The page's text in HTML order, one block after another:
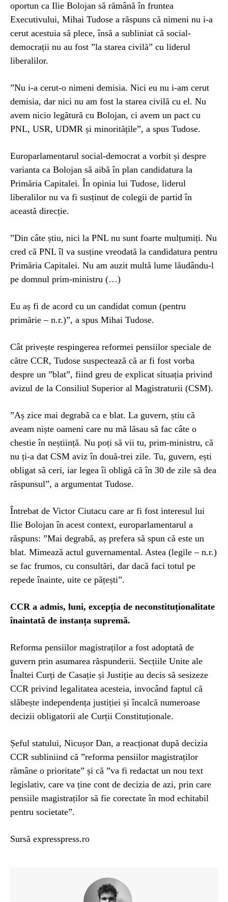
oportun ca Ilie Bolojan să rămână în fruntea
Executivului, Mihai Tudose a răspuns că nimeni nu i-a
cerut acestuia să plece, însă a subliniat că social-
democrații nu au fost ”la starea civilă” cu liderul
liberalilor.
”Nu i-a cerut-o nimeni demisia. Nici eu nu i-am cerut
demisia, dar nici nu am fost la starea civilă cu el. Nu
avem nicio legătură cu Bolojan, ci avem un pact cu
PNL, USR, UDMR și minoritățile”, a spus Tudose.
Europarlamentarul social-democrat a vorbit și despre
varianta ca Bolojan să aibă în plan candidatura la
Primăria Capitalei. În opinia lui Tudose, liderul
liberalilor nu va fi susținut de colegii de partid în
această direcție.
”Din câte știu, nici la PNL nu sunt foarte mulțumiți. Nu
cred că PNL îl va susține vreodată la candidatura pentru
Primăria Capitalei. Nu am auzit multă lume lăudându-l
pe domnul prim-ministru (…)
Eu aș fi de acord cu un candidat comun (pentru
primărie – n.r.)”, a spus Mihai Tudose.
Cât privește respingerea reformei pensiilor speciale de
către CCR, Tudose suspectează că ar fi fost vorba
despre un ”blat”, fiind greu de explicat situația privind
avizul de la Consiliul Superior al Magistraturii (CSM).
”Aș zice mai degrabă ca e blat. La guvern, știu că
aveam niște oameni care nu mă lăsau să fac câte o
chestie în neștiință. Nu poți să vii tu, prim-ministru, că
nu ți-a dat CSM aviz în două-trei zile. Tu, guvern, ești
obligat să ceri, iar legea îi obligă că în 30 de zile să dea
răspunsul”, a argumentat Tudose.
Întrebat de Victor Ciutacu care ar fi fost interesul lui
Ilie Bolojan în acest context, europarlamentarul a
răspuns: ”Mai degrabă, aș prefera să spun că este un
blat. Mimează actul guvernamental. Astea (legile – n.r.)
se fac frumos, cu consultări, dar dacă faci totul pe
repede înainte, uite ce pățești”.
CCR a admis, luni, excepția de neconstituționalitate
înaintată de instanța supremă.
Reforma pensiilor magistraților a fost adoptată de
guvern prin asumarea răspunderii. Secțiile Unite ale
Înaltei Curți de Casație și Justiție au decis să sesizeze
CCR privind legalitatea acesteia, invocând faptul că
slăbește independența justiției și încalcă numeroase
decizii obligatorii ale Curții Constituționale.
Șeful statului, Nicușor Dan, a reacționat după decizia
CCR subliniind că ”reforma pensiilor magistraților
rămâne o prioritate” și că ”va fi redactat un nou text
legislativ, care va ține cont de decizia de azi, prin care
pensiile magistraților să fie corectate în mod echitabil
pentru societate”.
Sursă expresspress.ro